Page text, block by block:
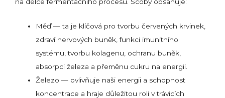
Měď — ta je klíčová pro tvorbu červených krvinek,
zdraví nervových buněk, funkci imunitního
systému, tvorbu kolagenu, ochranu buněk,
absorpci železa a přeměnu cukru na energii.
Železo — ovlivňuje naši energii a schopnost
koncentrace a hraje důležitou roli v trávicích